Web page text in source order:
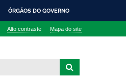
ÓRGÃOS DO GOVERNO
Alto contraste Mapa do site